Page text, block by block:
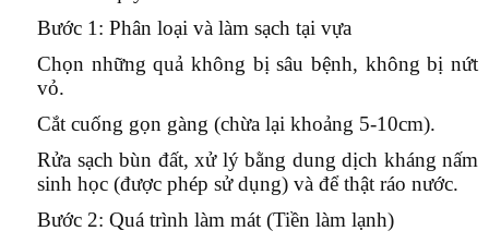
Bước 1: Phân loại và làm sạch tại vựa
Chọn những quả không bị sâu bệnh, không bị nứt
vỏ.
Cắt cuống gọn gàng (chừa lại khoảng 5-10cm).
Rửa sạch bùn đất, xử lý bằng dung dịch kháng nấm
sinh học (được phép sử dụng) và để thật ráo nước.
Bước 2: Quá trình làm mát (Tiền làm lạnh)